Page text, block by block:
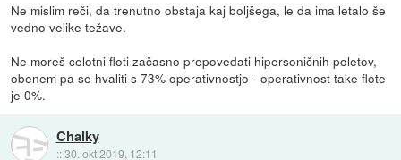
Ne mislim reči, da trenutno obstaja kaj boljšega, le da ima letalo še
vedno velike težave.
Ne moreš celotni floti začasno prepovedati hipersoničnih poletov,
obenem pa se hvaliti s 73% operativnostjo - operativnost take flote
je 0%.
Chalky
::30. okt 2019, 12:11